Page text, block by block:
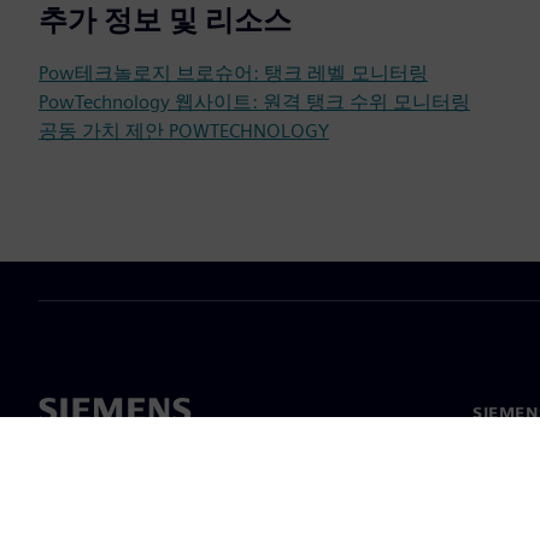
추가 정보 및 리소스
Pow테크놀로지 브로슈어: 탱크 레벨 모니터링
PowTechnology 웹사이트: 원격 탱크 수위 모니터링
공동 가치 제안 POWTECHNOLOGY